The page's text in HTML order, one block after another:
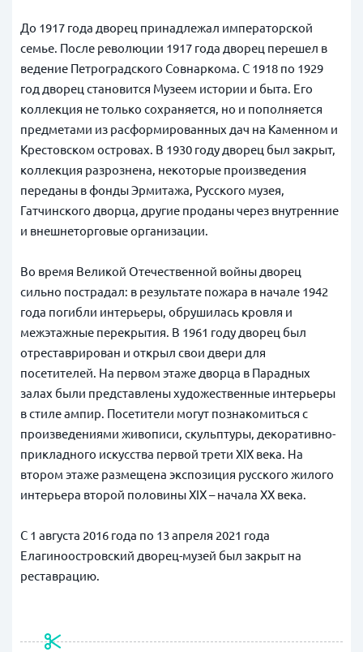
До 1917 года дворец принадлежал императорской
семье. После революции 1917 года дворец перешел в
ведение Петроградского Совнаркома. С 1918 по 1929
год дворец становится Музеем истории и быта. Его
коллекция не только сохраняется, но и пополняется
предметами из расформированных дач на Каменном и
Крестовском островах. В 1930 году дворец был закрыт,
коллекция разрознена, некоторые произведения
переданы в фонды Эрмитажа, Русского музея,
Гатчинского дворца, другие проданы через внутренние
и внешнеторговые организации.
Во время Великой Отечественной войны дворец
сильно пострадал: в результате пожара в начале 1942
года погибли интерьеры, обрушилась кровля и
межэтажные перекрытия. В 1961 году дворец был
отреставрирован и открыл свои двери для
посетителей. На первом этаже дворца в Парадных
залах были представлены художественные интерьеры
в стиле ампир. Посетители могут познакомиться с
произведениями живописи, скульптуры, декоративно-
прикладного искусства первой трети XIX века. На
втором этаже размещена экспозиция русского жилого
интерьера второй половины XIX – начала ХХ века.
С 1 августа 2016 года по 13 апреля 2021 года
Елагиноостровский дворец-музей был закрыт на
реставрацию.